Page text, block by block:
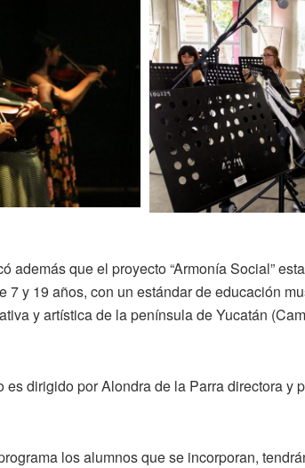
además que el proyecto “Armonía Social”
7 y 19 años, con un estándar de educación
y artística de la península de Yucatán
es dirigido por Alondra de la Parra directora y
los alumnos que se incorporan,